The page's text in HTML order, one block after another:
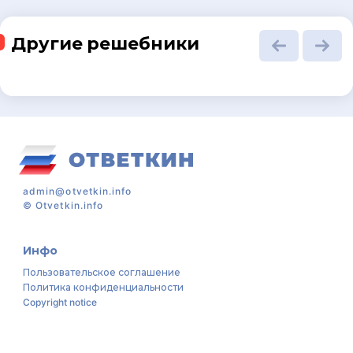
Другие решебники
admin@otvetkin.info
©Otvetkin.info
Инфо
Пользовательское соглашение
Политика конфиденциальности
Copyright notice